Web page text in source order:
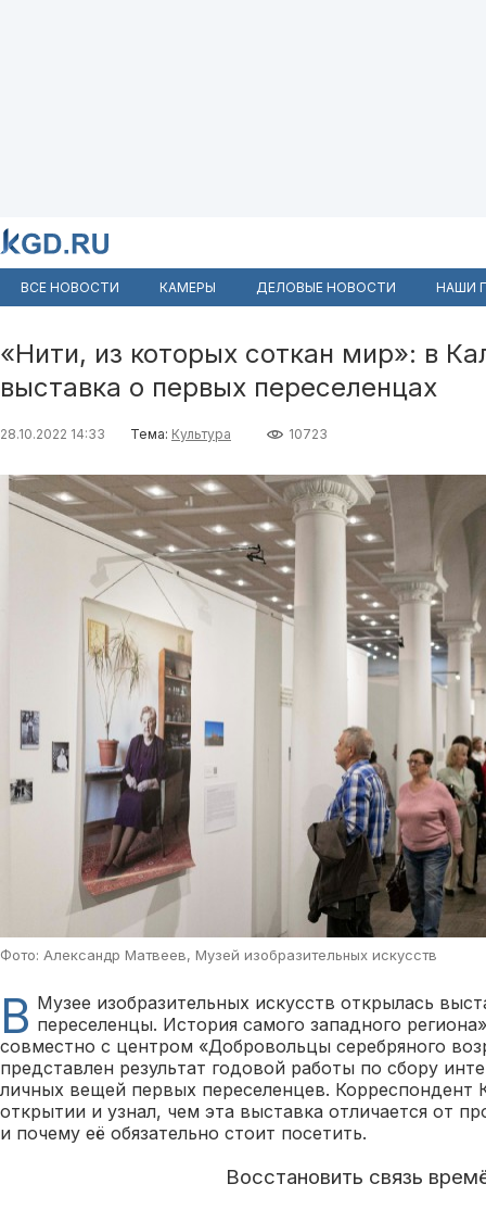
ВСЕ НОВОСТИ КАМЕРЫ ДЕЛОВЫЕ НОВОСТИ НАШИ
«Нити, из которых соткан мир»: в
выставка о первых переселенцах
28.10.2022 14:33 Тема: Культура 10723
Фото: Александр Матвеев, Музей изобразительных искусств
В Музее изобразительных искусств открылась
переселенцы. История самого западного
совместно с центром «Добровольцы серебряного
представлен результат годовой работы по сбору
личных вещей первых переселенцев. Корреспондент
открытии и узнал, чем эта выставка отличается от
и почему её обязательно стоит посетить.
Восстановить связь